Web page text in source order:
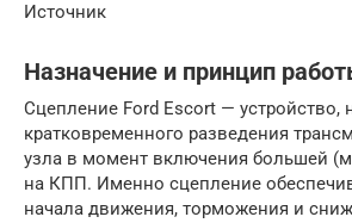
Источник
Назначение и принцип
Сцепление Ford Escort — устройство,
кратковременного разведения
узла в момент включения большей
на КПП. Именно сцепление
начала движения, торможения и